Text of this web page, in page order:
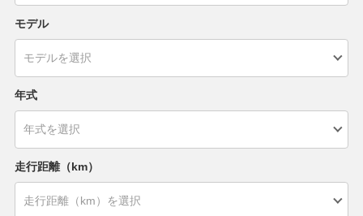
モデル
年式
走行距離（km）